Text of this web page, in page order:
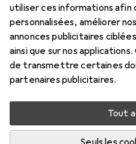
utiliser ces informations
personnalisées, améliorer
annonces publicitaires
ainsi que sur nos
de transmettre certaines
partenaires publicitaires.
Tout
Ici, vous trouverez des
produit Atlas Chaussures de
catégorie Semelles.
Populaire Atlas
Liste des produits